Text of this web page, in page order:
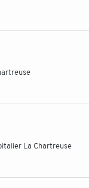
La Chartreuse